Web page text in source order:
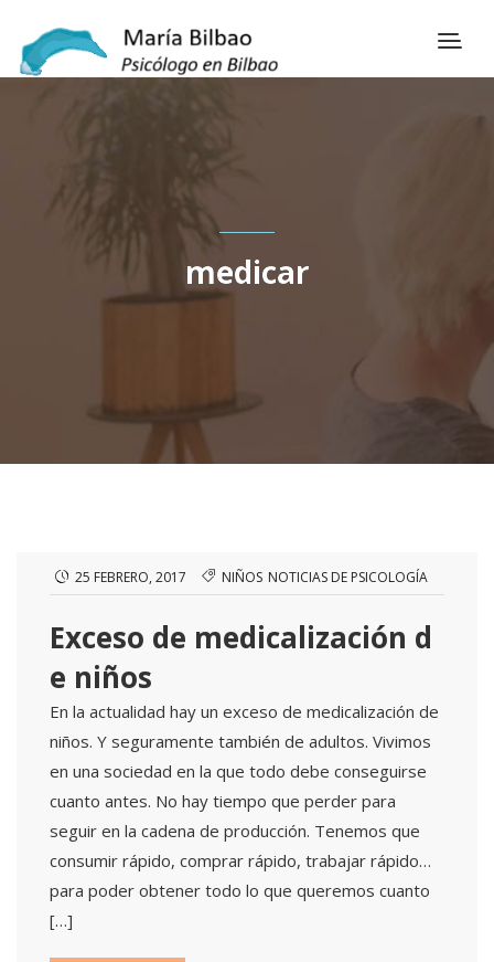
medicar
25 FEBRERO, 2017 NIÑOS NOTICIAS DE PSICOLOGÍA
Exceso de medicalización d
e niños
En la actualidad hay un exceso de medicalización de
niños. Y seguramente también de adultos. Vivimos
en una sociedad en la que todo debe conseguirse
cuanto antes. No hay tiempo que perder para
seguir en la cadena de producción. Tenemos que
consumir rápido, comprar rápido, trabajar rápido…
para poder obtener todo lo que queremos cuanto
[…]